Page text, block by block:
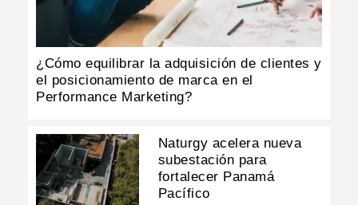
¿Cómo equilibrar la adquisición de clientes y
el posicionamiento de marca en el
Performance Marketing?
Naturgy acelera nueva
subestación para
fortalecer Panamá
Pacífico